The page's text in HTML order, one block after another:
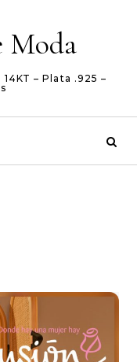
Moda
– Plata .925 –